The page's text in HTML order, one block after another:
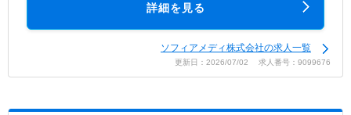
詳細を見る
ソフィアメディ株式会社の求人一覧
更新日：2026/07/02 求人番号：9099676